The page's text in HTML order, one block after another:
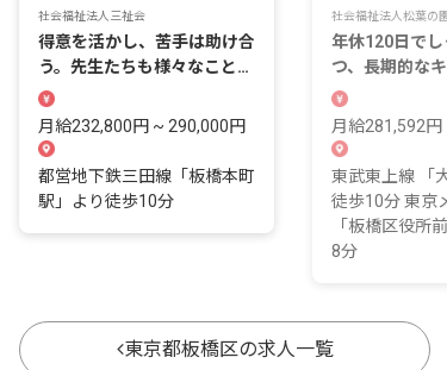
社会福祉法人三祉会
得意を活かし、苦手は助け合
う。先生たちも様々なことに
挑戦できる保育園
月給232,800円 ~ 290,000円
都営地下鉄三田線「板橋本町
駅」より徒歩10分
社会福祉法人松葉の園
年休120日で
つ、長期的な
やすい環境です
月給281,592
東武東上線 「
徒歩10分 東京
「板橋区役所
8分
東京都板橋区の求人一覧